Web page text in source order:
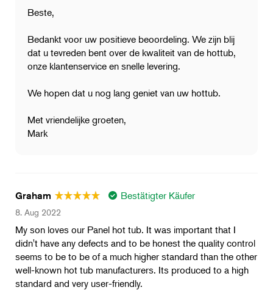
Beste,
Bedankt voor uw positieve beoordeling. We zijn blij
dat u tevreden bent over de kwaliteit van de hottub,
onze klantenservice en snelle levering.
We hopen dat u nog lang geniet van uw hottub.
Met vriendelijke groeten,
Mark
Graham Bestätigter Käufer
8. Aug 2022
My son loves our Panel hot tub. It was important that I
didn't have any defects and to be honest the quality control
seems to be to be of a much higher standard than the other
well-known hot tub manufacturers. Its produced to a high
standard and very user-friendly.